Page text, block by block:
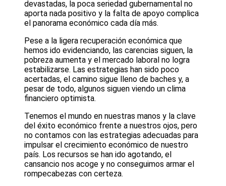
devastadas, la poca seriedad gubernamental no
aporta nada positivo y la falta de apoyo complica
el panorama económico cada día más.
Pese a la ligera recuperación económica que
hemos ido evidenciando, las carencias siguen, la
pobreza aumenta y el mercado laboral no logra
estabilizarse. Las estrategias han sido poco
acertadas, el camino sigue lleno de baches y, a
pesar de todo, algunos siguen viendo un clima
financiero optimista.
Tenemos el mundo en nuestras manos y la clave
del éxito económico frente a nuestros ojos, pero
no contamos con las estrategias adecuadas para
impulsar el crecimiento económico de nuestro
país. Los recursos se han ido agotando, el
cansancio nos acoge y no conseguimos armar el
rompecabezas con certeza.